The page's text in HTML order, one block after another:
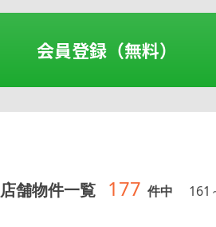
会員登録（無料）
店舗物件一覧 177 件中 161